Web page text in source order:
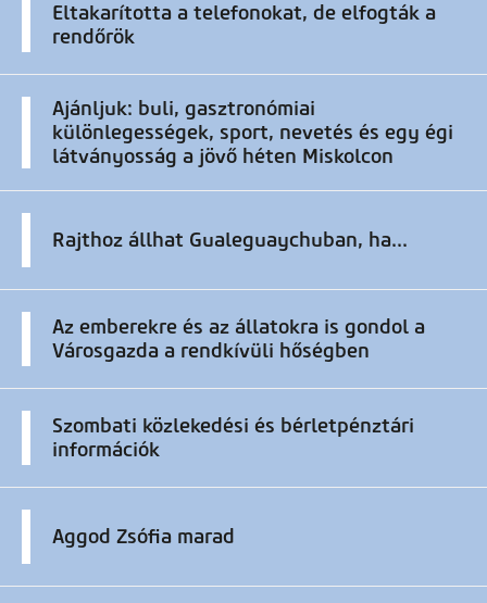
Eltakarította a telefonokat, de elfogták a
rendőrök
Ajánljuk: buli, gasztronómiai
különlegességek, sport, nevetés és egy égi
látványosság a jövő héten Miskolcon
Rajthoz állhat Gualeguaychuban, ha...
Az emberekre és az állatokra is gondol a
Városgazda a rendkívüli hőségben
Szombati közlekedési és bérletpénztári
információk
Aggod Zsófia marad